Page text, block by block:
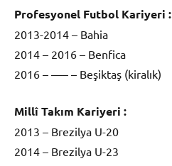
Profesyonel Futbol Kariyeri :
2013-2014 – Bahia
2014 – 2016 – Benfica
2016 – —– – Beşiktaş (kiralık)
Millî Takım Kariyeri :
2013 – Brezilya U-20
2014 – Brezilya U-23